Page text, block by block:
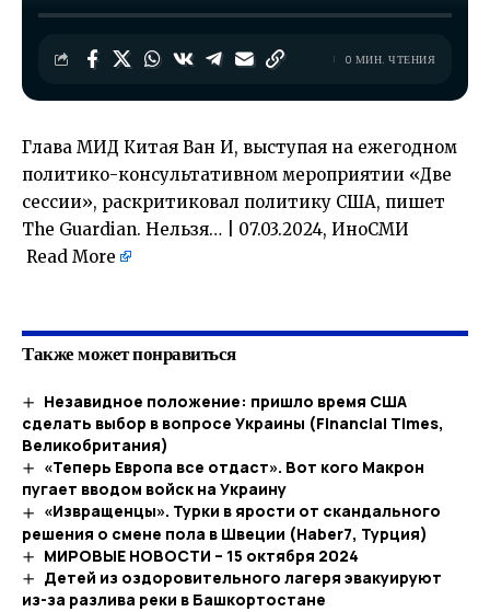
0 МИН. ЧТЕНИЯ
Глава МИД Китая Ван И, выступая на ежегодном
политико-консультативном мероприятии «Две
сессии», раскритиковал политику США, пишет
The Guardian. Нельзя… | 07.03.2024, ИноСМИ
Read More
Также может понравиться
Незавидное положение: пришло время США
сделать выбор в вопросе Украины (Financial Times,
Великобритания)
«Теперь Европа все отдаст». Вот кого Макрон
пугает вводом войск на Украину
«Извращенцы». Турки в ярости от скандального
решения о смене пола в Швеции (Haber7, Турция)
МИРОВЫЕ НОВОСТИ – 15 октября 2024
Детей из оздоровительного лагеря эвакуируют
из-за разлива реки в Башкортостане